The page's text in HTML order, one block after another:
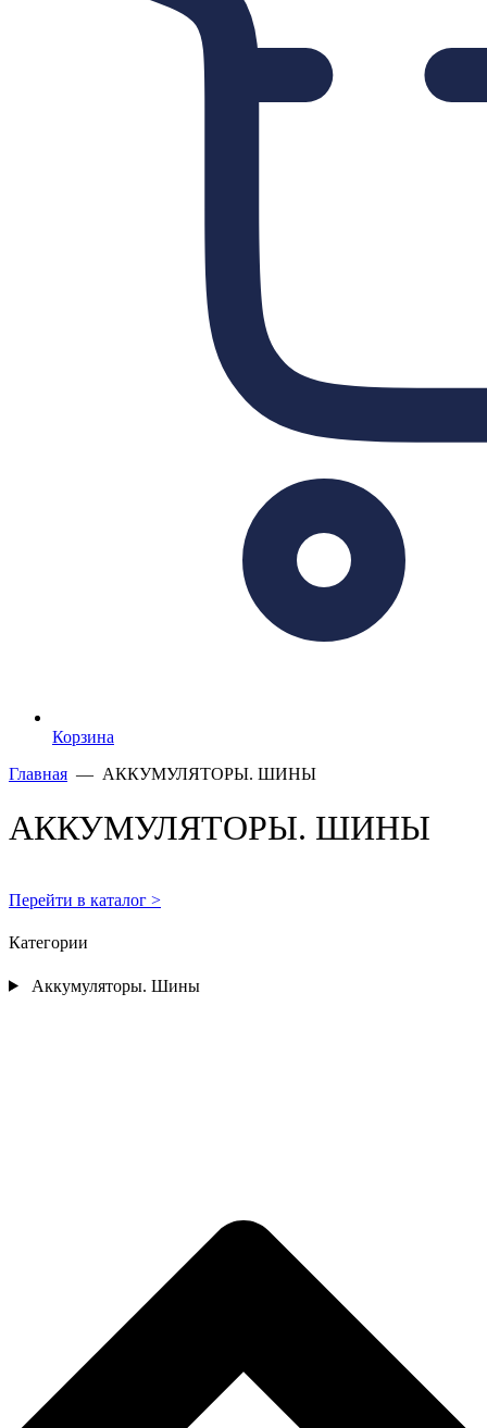
Корзина
Главная — АККУМУЛЯТОРЫ. ШИНЫ
АККУМУЛЯТОРЫ. ШИНЫ
Перейти в каталог >
Категории
Аккумуляторы. Шины